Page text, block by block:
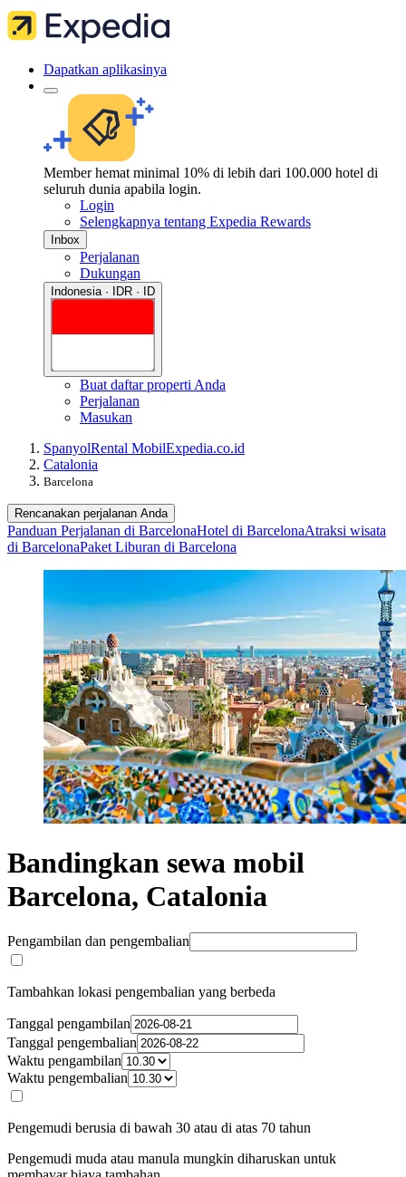
Dapatkan aplikasinya
Member hemat minimal 10% di lebih dari 100.000 hotel di
seluruh dunia apabila login.
Login
Selengkapnya tentang Expedia Rewards
Inbox
Perjalanan
Dukungan
Indonesia · IDR · ID
Buat daftar properti Anda
Perjalanan
Masukan
SpanyolRental MobilExpedia.co.id
Catalonia
Barcelona
Rencanakan perjalanan Anda
Panduan Perjalanan di BarcelonaHotel di BarcelonaAtraksi wisata
di BarcelonaPaket Liburan di Barcelona
Bandingkan sewa mobil
Barcelona, Catalonia
Pengambilan dan pengembalian
Tambahkan lokasi pengembalian yang berbeda
Tanggal pengambilan
Tanggal pengembalian
Waktu pengambilan
Waktu pengembalian
Pengemudi berusia di bawah 30 atau di atas 70 tahun
Pengemudi muda atau manula mungkin diharuskan untuk